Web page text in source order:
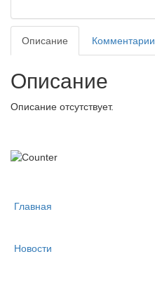
Описание Комментарии
Описание
Описание отсутствует.
Главная
Новости